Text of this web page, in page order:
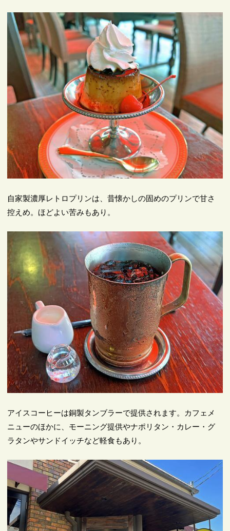
自家製濃厚レトロプリンは、昔懐かしの固めのプリンで甘さ
控えめ。ほどよい苦みもあり。
アイスコーヒーは銅製タンブラーで提供されます。カフェメ
ニューのほかに、モーニング提供やナポリタン・カレー・グ
ラタンやサンドイッチなど軽食もあり。